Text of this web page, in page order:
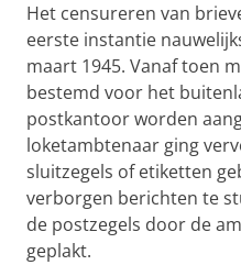
Het censureren van
eerste instantie
maart 1945. Vanaf toen
bestemd voor het
postkantoor worden
loketambtenaar ging
sluitzegels of etiketten
verborgen berichten te
de postzegels door de
geplakt.